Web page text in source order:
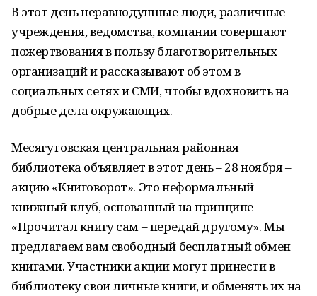
В этот день неравнодушные люди, различные
учреждения, ведомства, компании совершают
пожертвования в пользу благотворительных
организаций и рассказывают об этом в
социальных сетях и СМИ, чтобы вдохновить на
добрые дела окружающих.
Месягутовская центральная районная
библиотека объявляет в этот день – 28 ноября –
акцию «Книговорот». Это неформальный
книжный клуб, основанный на принципе
«Прочитал книгу сам – передай другому». Мы
предлагаем вам свободный бесплатный обмен
книгами. Участники акции могут принести в
библиотеку свои личные книги, и обменять их на